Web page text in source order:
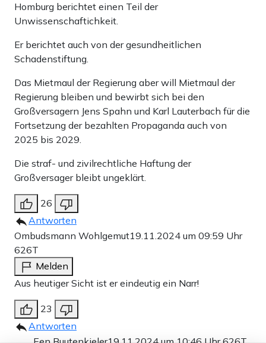
Homburg berichtet einen Teil der
Unwissenschaftichkeit.
Er berichtet auch von der gesundheitlichen
Schadenstiftung.
Das Mietmaul der Regierung aber will Mietmaul der
Regierung bleiben und bewirbt sich bei den
Großversagern Jens Spahn und Karl Lauterbach für die
Fortsetzung der bezahlten Propaganda auch von
2025 bis 2029.
Die straf- und zivilrechtliche Haftung der
Großversager bleibt ungeklärt.
26
Antworten
Ombudsmann Wohlgemut19.11.2024 um 09:59 Uhr
626T
Melden
Aus heutiger Sicht ist er eindeutig ein Narr!
23
Antworten